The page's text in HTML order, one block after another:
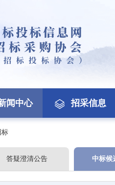
闻中心 招采信息
标
答疑澄清公告 中标候